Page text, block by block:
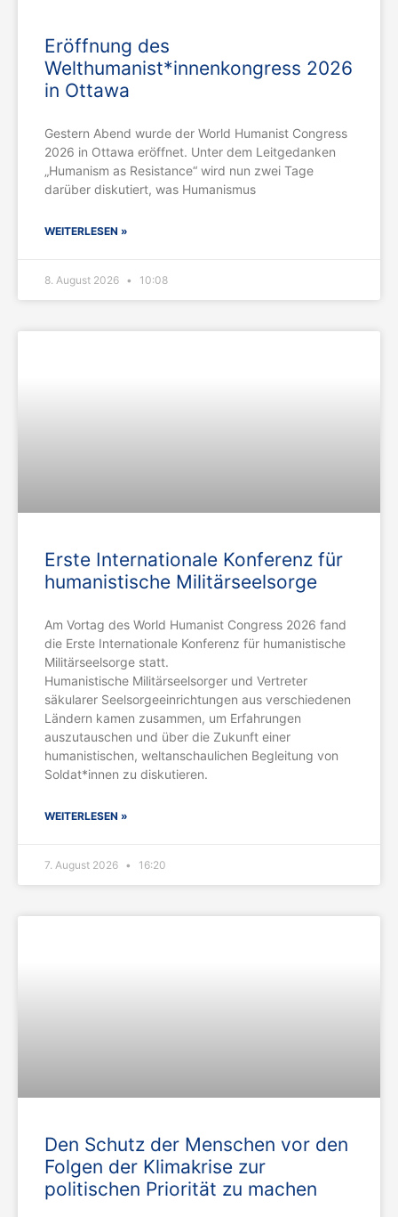
Eröffnung des
Welthumanist*innenkongress 2026
in Ottawa
Gestern Abend wurde der World Humanist Congress
2026 in Ottawa eröffnet. Unter dem Leitgedanken
„Humanism as Resistance“ wird nun zwei Tage
darüber diskutiert, was Humanismus
WEITERLESEN »
8. August 2026 10:08
Erste Internationale Konferenz für
humanistische Militärseelsorge
Am Vortag des World Humanist Congress 2026 fand
die Erste Internationale Konferenz für humanistische
Militärseelsorge statt.
Humanistische Militärseelsorger und Vertreter
säkularer Seelsorgeeinrichtungen aus verschiedenen
Ländern kamen zusammen, um Erfahrungen
auszutauschen und über die Zukunft einer
humanistischen, weltanschaulichen Begleitung von
Soldat*innen zu diskutieren.
WEITERLESEN »
7. August 2026 16:20
Den Schutz der Menschen vor den
Folgen der Klimakrise zur
politischen Priorität zu machen